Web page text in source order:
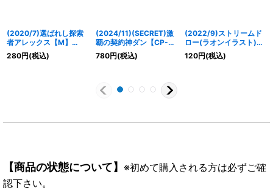
(2020/7)選ばれし探索
者アレックス【M】
{BS52-RV007}《多》
280円(税込)
(2024/11)(SECRET)激
覇の契約神ダン【CP-
SEC】{BS70-CP01}
《赤》
780円(税込)
(2022/9)ストリームド
ロー(ラオンイラスト)
【C】{BS60-096}
《青》
120円(税込)
【商品の状態について】 ※初めて購入される方は必ずご確
認下さい。